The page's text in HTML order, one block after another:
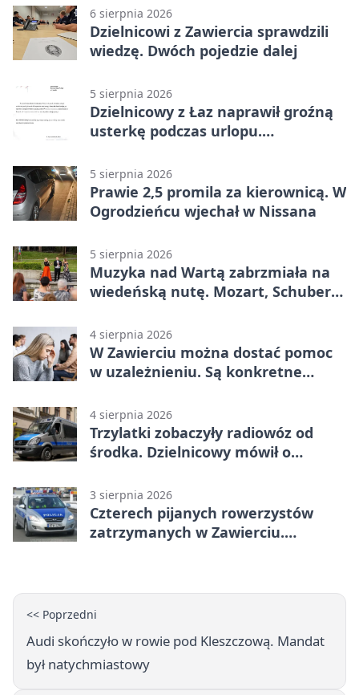
6 sierpnia 2026
Dzielnicowi z Zawiercia sprawdzili
wiedzę. Dwóch pojedzie dalej
5 sierpnia 2026
Dzielnicowy z Łaz naprawił groźną
usterkę podczas urlopu.
5 sierpnia 2026
Prawie 2,5 promila za kierownicą. W
Ogrodzieńcu wjechał w Nissana
5 sierpnia 2026
Muzyka nad Wartą zabrzmiała na
wiedeńską nutę. Mozart, Schubert i
4 sierpnia 2026
W Zawierciu można dostać pomoc
w uzależnieniu. Są konkretne
4 sierpnia 2026
Trzylatki zobaczyły radiowóz od
środka. Dzielnicowy mówił o
3 sierpnia 2026
Czterech pijanych rowerzystów
zatrzymanych w Zawierciu.
<< Poprzedni
Audi skończyło w rowie pod Kleszczową. Mandat
był natychmiastowy